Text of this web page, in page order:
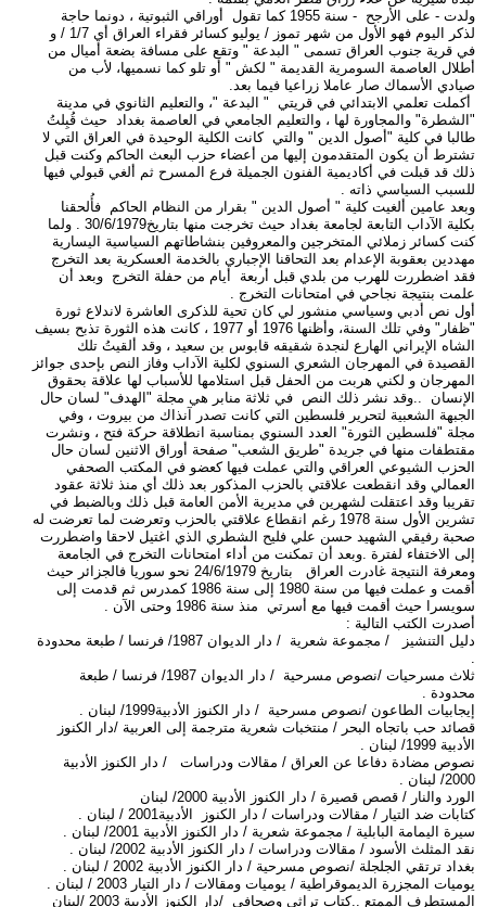
ولدت - على الأرجح - سنة 1955 كما تقول أوراقي الثبوتية ، دونما حاجة
لذكر اليوم فهو الأول من شهر تموز / يوليو كسائر فقراء العراق أي 1/7 / و
في قرية جنوب العراق تسمى " البدعة " وتقع على مسافة بضعة أميال من
أطلال العاصمة السومرية القديمة " لكش " أو تلو كما نسميها، لأب من
صيادي الأسماك صار عاملا زراعيا فيما بعد.
أكملت تعلمي الابتدائي في قريتي " البدعة "، والتعليم الثانوي في مدينة
"الشطرة" والمجاورة لها ، والتعليم الجامعي في العاصمة بغداد حيث قُبِلتُ
طالبا في كلية "أصول الدين " والتي كانت الكلية الوحيدة في العراق التي لا
تشترط أن يكون المتقدمون إليها من أعضاء حزب البعث الحاكم وكنت قبل
ذلك قد قبلت في أكاديمية الفنون الجميلة فرع المسرح ثم ألغي قبولي فيها
للسبب السياسي ذاته .
وبعد عامين ألغيت كلية " أصول الدين " بقرار من النظام الحاكم فأُلحقنا
بكلية الآداب التابعة لجامعة بغداد حيث تخرجت منها بتاريخ30/6/1979 . ولما
كنت كسائر زملائي المتخرجين والمعروفين بنشاطاتهم السياسية اليسارية
مهددين بعقوبة الإعدام بعد التحاقنا الإجباري بالخدمة العسكرية بعد التخرج
فقد اضطررت للهرب من بلدي قبل أربعة أيام من حفلة التخرج وبعد أن
علمت بنتيجة نجاحي في امتحانات التخرج .
أول نص أدبي وسياسي منشور لي كان تحية للذكرى العاشرة لاندلاع ثورة
"ظفار" وفي تلك السنة، وأظنها 1976 أو 1977 ، كانت هذه الثورة تذبح بسيف
الشاه الإيراني الهارع لنجدة شقيقه قابوس بن سعيد ، وقد ألقيتُ تلك
القصيدة في المهرجان الشعري السنوي لكلية الآداب وفاز النص بإحدى جوائز
المهرجان و لكني هربت من الحفل قبل استلامها للأسباب لها علاقة بحقوق
الإنسان ..وقد نشر ذلك النص في ثلاثة منابر هي مجلة "الهدف" لسان حال
الجبهة الشعبية لتحرير فلسطين التي كانت تصدر آنذاك من بيروت ، وفي
مجلة "فلسطين الثورة" العدد السنوي بمناسبة انطلاقة حركة فتح ، ونشرت
مقتطفات منها في جريدة "طريق الشعب" صفحة أوراق الاثنين لسان حال
الحزب الشيوعي العراقي والتي عملت فيها كعضو في المكتب الصحفي
العمالي وقد انقطعت علاقتي بالحزب المذكور بعد ذلك أي منذ ثلاثة عقود
تقريبا وقد اعتقلت لشهرين في مديرية الأمن العامة قبل ذلك وبالضبط في
تشرين الأول سنة 1978 رغم انقطاع علاقتي بالحزب وتعرضت لما تعرضت له
صحبة رفيقي الشهيد حسن علي فليح الشطري الذي اغتيل لاحقا واضطررت
إلى الاختفاء لفترة .وبعد أن تمكنت من أداء امتحانات التخرج في الجامعة
ومعرفة النتيجة غادرت العراق بتاريخ 24/6/1979 نحو سوريا فالجزائر حيث
أقمت و عملت فيها من سنة 1980 إلى سنة 1986 كمدرس ثم قدمت إلى
سويسرا حيث أقمت فيها مع أسرتي منذ سنة 1986 وحتى الآن .
أصدرت الكتب التالية :
دليل التنشيز / مجموعة شعرية / دار الديوان 1987/ فرنسا / طبعة محدودة
ثلاث مسرحيات /نصوص مسرحية / دار الديوان 1987/ فرنسا / طبعة
محدودة .
إيجابيات الطاعون /نصوص مسرحية / دار الكنوز الأدبية1999/ لبنان .
قصائد حب باتجاه البحر / منتخبات شعرية مترجمة إلى العربية /دار الكنوز
الأدبية 1999/ لبنان .
نصوص مضادة دفاعا عن العراق / مقالات ودراسات / دار الكنوز الأدبية
2000/ لبنان .
الورد والنار / قصص قصيرة / دار الكنوز الأدبية 2000/ لبنان
كتابات ضد التيار / مقالات ودراسات / دار الكنوز الأدبية2001 / لبنان .
سيرة اليمامة البابلية / مجموعة شعرية / دار الكنوز الأدبية 2001/ لبنان .
نقد المثلث الأسود / مقالات ودراسات / دار الكنوز الأدبية 2002/ لبنان .
بغداد ترتقي الجلجلة /نصوص مسرحية / دار الكنوز الأدبية 2002 / لبنان .
يوميات المجزرة الديموقراطية / يوميات ومقالات / دار التيار 2003 / لبنان .
المستطرف الممتع ..كتاب تراثي وصحافي /دار الكنوز الأدبية 2003 /لبنان